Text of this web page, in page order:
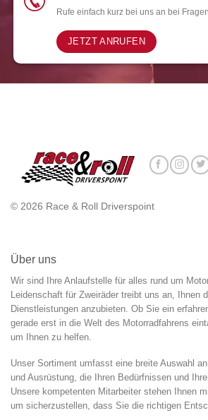
Rufe einfach kurz bei uns an bei
JETZT ANRUFEN
© 2026 Race & Roll Driverspoint
Über uns
Wir sind Ihre Anlaufstelle für alles rund um
Leidenschaft für Zweiräder treibt uns an, Ihnen
Dienstleistungen anzubieten. Ob Sie ein
gerade erst in die Welt des Motorradfahrens
um Ihnen zu helfen.
Unser Sortiment umfasst eine breite Auswahl
und Ausrüstung, die Ihren Bedürfnissen und
Unsere kompetenten Mitarbeiter stehen Ihnen
um sicherzustellen, dass Sie die richtigen